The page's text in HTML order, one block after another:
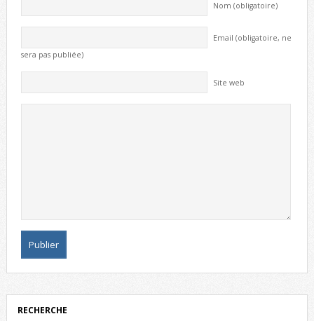
Nom (obligatoire)
Email (obligatoire, ne
sera pas publiée)
Site web
RECHERCHE